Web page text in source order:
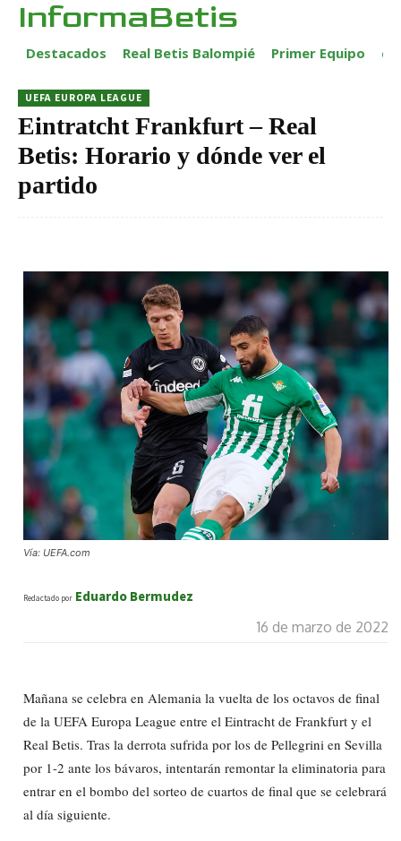
InformaBetis
Destacados Real Betis Balompié Primer Equipo
UEFA EUROPA LEAGUE
Eintratcht Frankfurt – Real
Betis: Horario y dónde ver el
partido
Vía: UEFA.com
Redactado por Eduardo Bermudez
16 de marzo de 2022
Mañana se celebra en Alemania la vuelta de los octavos de final
de la UEFA Europa League entre el Eintracht de Frankfurt y el
Real Betis. Tras la derrota sufrida por los de Pellegrini en Sevilla
por 1-2 ante los bávaros, intentarán remontar la eliminatoria para
entrar en el bombo del sorteo de cuartos de final que se celebrará
al día siguiente.